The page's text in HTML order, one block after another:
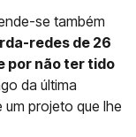
se também
redes de 26
por não ter tido
da última
projeto que lhe